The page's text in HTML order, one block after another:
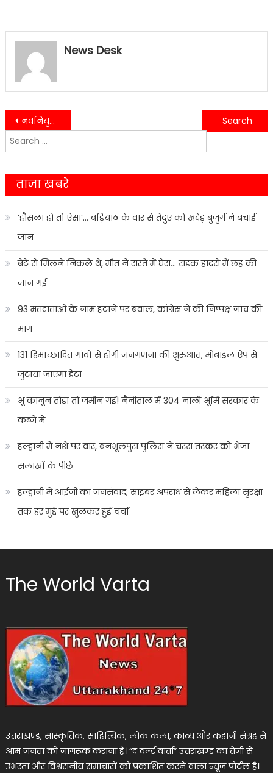
News Desk
Post
navigation
नवनियुक्त जिलाधिकारी ने काशीपुरपहुँचकर चिकित्सालय का किया निरीक्षण……
निर्माणाधीन टिनशेड प्रशासन ने किया था सील,दोबारा चल रहा था कार्य,मजिस्ट्रेट ने फिरसे किया सील………
Search
for:
ताजा खबरे
‘हौसला हो तो ऐसा’… बड़ियाठ के वार से तेंदुए को खदेड़ बुजुर्ग ने बचाई
जान
बेटे से मिलने निकले थे, मौत ने रास्ते में घेरा… सड़क हादसे में छह की
जान गई
93 मतदाताओं के नाम हटाने पर बवाल, कांग्रेस ने की निष्पक्ष जांच की
मांग
131 हिमाच्छादित गांवों से होगी जनगणना की शुरुआत, मोबाइल ऐप से
जुटाया जाएगा डेटा
भू कानून तोड़ा तो जमीन गई! नैनीताल में 304 नाली भूमि सरकार के
कब्जे में
हल्द्वानी में नशे पर वार, बनभूलपुरा पुलिस ने चरस तस्कर को भेजा
सलाखों के पीछे
हल्द्वानी में आईजी का जनसंवाद, साइबर अपराध से लेकर महिला सुरक्षा
तक हर मुद्दे पर खुलकर हुई चर्चा
The World Varta
उत्तराखण्ड, सांस्कृतिक, साहित्यिक, लोक कला, काव्य और कहानी संग्रह से
आम जनता को जागरूक कराना है। “द वर्ल्ड वार्ता” उत्तराखण्ड का तेजी से
उभरता और विश्वसनीय समाचारों को प्रकाशित करने वाला न्यूज पोर्टल है।